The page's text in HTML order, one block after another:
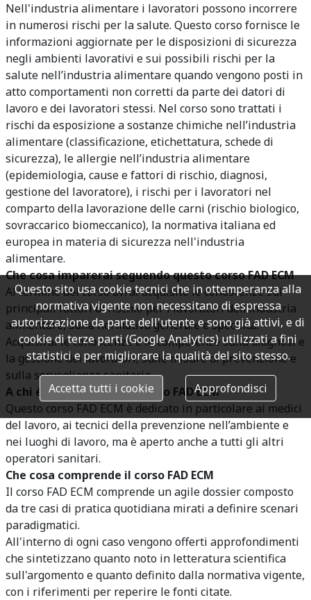
Nell'industria alimentare i lavoratori possono incorrere
in numerosi rischi per la salute. Questo corso fornisce le
informazioni aggiornate per le disposizioni di sicurezza
negli ambienti lavorativi e sui possibili rischi per la
salute nell’industria alimentare quando vengono posti in
atto comportamenti non corretti da parte dei datori di
lavoro e dei lavoratori stessi. Nel corso sono trattati i
rischi da esposizione a sostanze chimiche nell’industria
alimentare (classificazione, etichettatura, schede di
sicurezza), le allergie nell’industria alimentare
(epidemiologia, cause e fattori di rischio, diagnosi,
gestione del lavoratore), i rischi per i lavoratori nel
comparto della lavorazione delle carni (rischio biologico,
sovraccarico biomeccanico), la normativa italiana ed
europea in materia di sicurezza nell'industria
alimentare.
Che cosa imparerai seguendo questo corso FAD ECM
Al termine del corso avrai acquisito le conoscenze sui
principali fattori di rischio per i lavoratori dell’industria
alimentare, sulla normativa generale e specifica.
Acquisirai le conoscenze e le competenze sulla diagnosi e
la gestione dei lavoratori, sulle misure di prevenzione e
sulla sorveglianza sanitaria.
A chi è dedicato questo corso FAD ECM
Questo corso FAD ECM è dedicato in particolare ai medici
del lavoro, ai tecnici della prevenzione nell’ambiente e
nei luoghi di lavoro, ma è aperto anche a tutti gli altri
operatori sanitari.
Che cosa comprende il corso FAD ECM
Il corso FAD ECM comprende un agile dossier composto
da tre casi di pratica quotidiana mirati a definire scenari
paradigmatici.
All'interno di ogni caso vengono offerti approfondimenti
che sintetizzano quanto noto in letteratura scientifica
sull'argomento e quanto definito dalla normativa vigente,
con i riferimenti per reperire le fonti citate.
Questo sito usa cookie tecnici che in ottemperanza alla
normativa vigente non necessitano di espressa
autorizzazione da parte dell'utente e sono già attivi, e di
cookie di terze parti (Google Analytics) utilizzati a fini
statistici e per migliorare la qualità del sito stesso.
Accetta tutti i cookie Approfondisci